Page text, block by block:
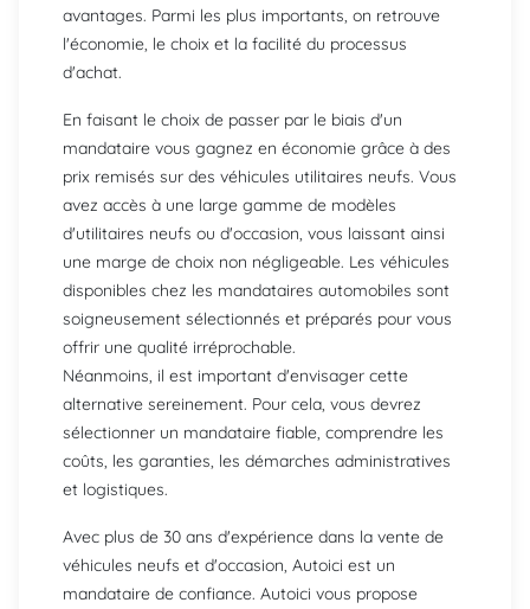
avantages. Parmi les plus importants, on retrouve
l'économie, le choix et la facilité du processus
d'achat.
En faisant le choix de passer par le biais d'un
mandataire vous gagnez en économie grâce à des
prix remisés sur des véhicules utilitaires neufs. Vous
avez accès à une large gamme de modèles
d'utilitaires neufs ou d'occasion, vous laissant ainsi
une marge de choix non négligeable. Les véhicules
disponibles chez les mandataires automobiles sont
soigneusement sélectionnés et préparés pour vous
offrir une qualité irréprochable.
Néanmoins, il est important d'envisager cette
alternative sereinement. Pour cela, vous devrez
sélectionner un mandataire fiable, comprendre les
coûts, les garanties, les démarches administratives
et logistiques.
Avec plus de 30 ans d'expérience dans la vente de
véhicules neufs et d'occasion, Autoici est un
mandataire de confiance. Autoici vous propose